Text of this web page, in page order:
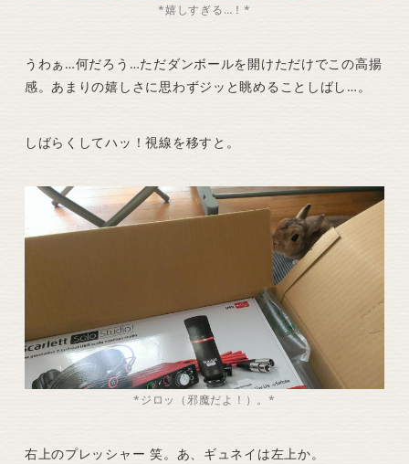
*嬉しすぎる…！*
うわぁ…何だろう…ただダンボールを開けただけでこの高揚
感。あまりの嬉しさに思わずジッと眺めることしばし…。
しばらくしてハッ！視線を移すと。
*ジロッ（邪魔だよ！）。*
右上のプレッシャー 笑。あ、ギュネイは左上か。